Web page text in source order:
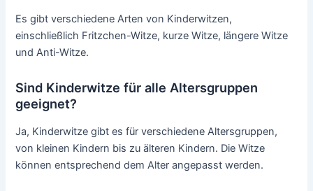
Es gibt verschiedene Arten von Kinderwitzen,
einschließlich Fritzchen-Witze, kurze Witze, längere Witze
und Anti-Witze.
Sind Kinderwitze für alle Altersgruppen
geeignet?
Ja, Kinderwitze gibt es für verschiedene Altersgruppen,
von kleinen Kindern bis zu älteren Kindern. Die Witze
können entsprechend dem Alter angepasst werden.